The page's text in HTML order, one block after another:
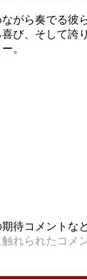
がら奏でる
び、そして誇
。
コメントな
られたコメ